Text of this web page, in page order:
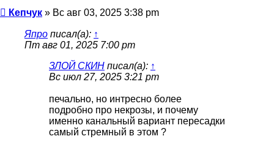
Сообщение
Кепчук » Вс авг 03, 2025 3:38 pm
Япро писал(а): ↑
Пт авг 01, 2025 7:00 pm
ЗЛОЙ СКИН писал(а): ↑
Вс июл 27, 2025 3:21 pm
печально, но интресно более
подробно про некрозы, и почему
именно канальный вариант пересадки
самый стремный в этом ?